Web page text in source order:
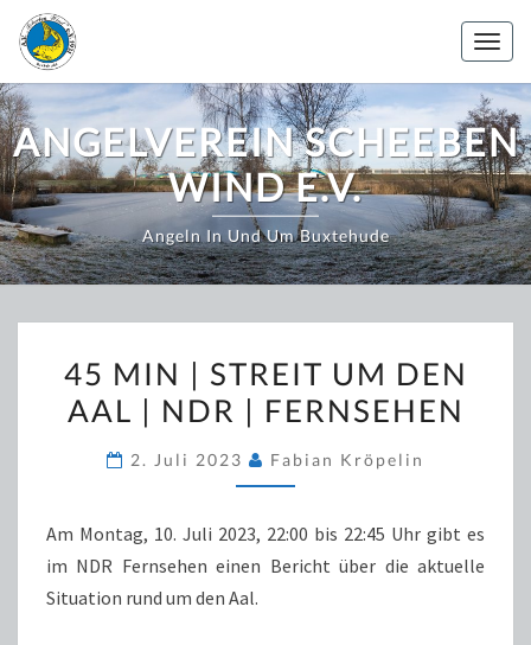
Zum
Inhalt
springen
ANGELVEREIN SCHEEBEN
WIND E.V.
Angeln In Und Um Buxtehude
MIN
|
AAL
|
45 MIN | STREIT UM DEN
AAL | NDR | FERNSEHEN
2. Juli 2023 Fabian Kröpelin
Am Montag, 10. Juli 2023, 22:00 bis 22:45 Uhr gibt es
im NDR Fernsehen einen Bericht über die aktuelle
Situation rund um den Aal.